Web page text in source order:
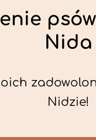
Nida
Nidzie!